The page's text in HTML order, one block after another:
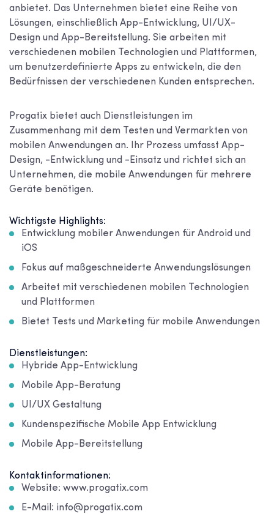
anbietet. Das Unternehmen bietet eine Reihe von
Lösungen, einschließlich App-Entwicklung, UI/UX-
Design und App-Bereitstellung. Sie arbeiten mit
verschiedenen mobilen Technologien und Plattformen,
um benutzerdefinierte Apps zu entwickeln, die den
Bedürfnissen der verschiedenen Kunden entsprechen.
Progatix bietet auch Dienstleistungen im
Zusammenhang mit dem Testen und Vermarkten von
mobilen Anwendungen an. Ihr Prozess umfasst App-
Design, -Entwicklung und -Einsatz und richtet sich an
Unternehmen, die mobile Anwendungen für mehrere
Geräte benötigen.
Wichtigste Highlights:
Entwicklung mobiler Anwendungen für Android und
iOS
Fokus auf maßgeschneiderte Anwendungslösungen
Arbeitet mit verschiedenen mobilen Technologien
und Plattformen
Bietet Tests und Marketing für mobile Anwendungen
Dienstleistungen:
Hybride App-Entwicklung
Mobile App-Beratung
UI/UX Gestaltung
Kundenspezifische Mobile App Entwicklung
Mobile App-Bereitstellung
Kontaktinformationen:
Website: www.progatix.com
E-Mail: info@progatix.com